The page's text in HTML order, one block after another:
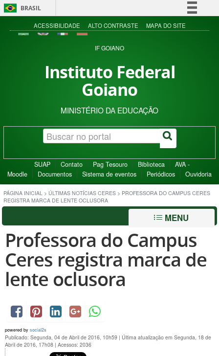
BRASIL
Simplifique!
Acesso à informação
ACESSIBILIDADE ALTO CONTRASTE MAPA DO SITE
IF GOIANO
Instituto Federal
Goiano
MINISTÉRIO DA EDUCAÇÃO
SUAP Contato Pag Tesouro Biblioteca
AVA -
Moodle
Documentos Sistema de eventos Periódicos Ouvidoria
PÁGINA INICIAL > ÚLTIMAS NOTÍCIAS CERES > PROFESSORA DO CAMPUS CERES
REGISTRA MARCA DE LENTE OCLUSORA
MENU
Professora do Campus
Ceres registra marca de
lente oclusora
powered by social2s
Publicado: Segunda, 04 de Abril de 2016, 10h59 | Última atualização em Segunda, 18 de
Abril de 2016, 17h08 | Acessos: 2036